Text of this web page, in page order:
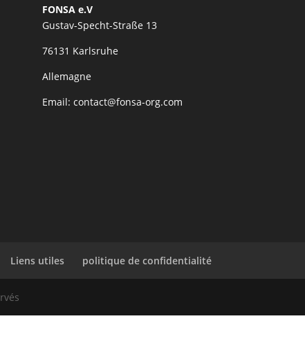
FONSA e.V
Gustav-Specht-Straße 13
76131 Karlsruhe
Allemagne
Email: contact@fonsa-org.com
Liens utiles politique de confidentialité